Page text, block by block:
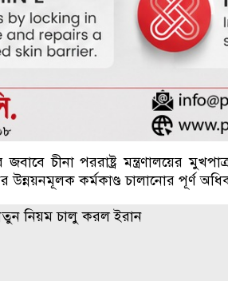
চীনা পররাষ্ট্র মন্ত্রণালয়ের
উন্নয়নমূলক কর্মকাণ্ড চালানোর পূর্ণ
নিয়ম চালু করল ইরান